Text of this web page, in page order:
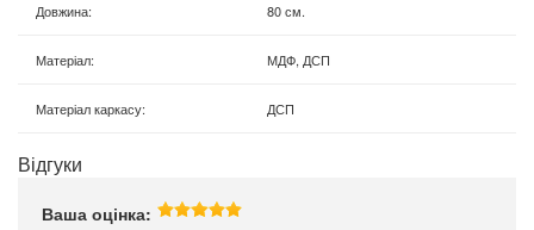
Довжина: 80 см.
Матеріал: МДФ, ДСП
Матеріал каркасу: ДСП
Відгуки
Ваша оцінка: